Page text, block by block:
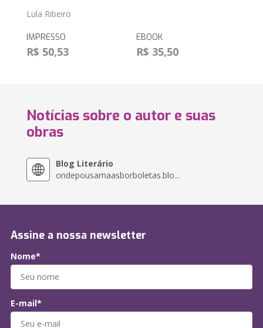
Lula Ribeiro
IMPRESSO
R$ 50,53
EBOOK
R$ 35,50
Notícias sobre o autor e suas
obras
Blog Literário
ondepousamaasborboletas.blo...
Assine a nossa newsletter
Nome*
E-mail*